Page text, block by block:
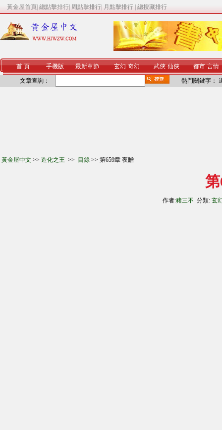
黃金屋首頁 總點擊排行 周點擊排行 月點擊排行 總搜藏排行
首 頁 手機版 最新章節 玄幻·奇幻 武俠·仙俠 都市·言情
文章查詢： 熱門關鍵字：
黃金屋中文 >> 造化之王 >> 目錄 >> 第659章 夜贈
作者:豬三不 分類: 玄